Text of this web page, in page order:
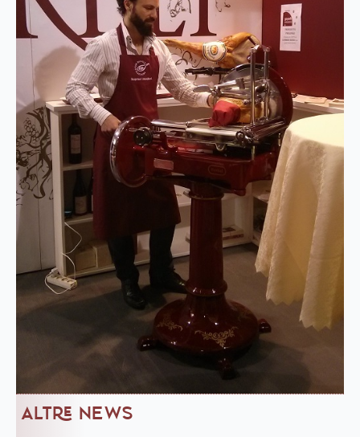
ALTRE NEWS